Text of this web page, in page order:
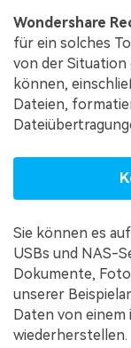
Wondershare
für ein solches
von der
können,
Dateien,
Sie können es
USBs und NAS-
Dokumente,
unserer
Daten von
wiederherstellen.